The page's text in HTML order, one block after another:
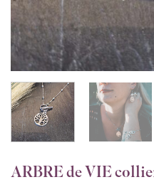
ARBRE de VIE